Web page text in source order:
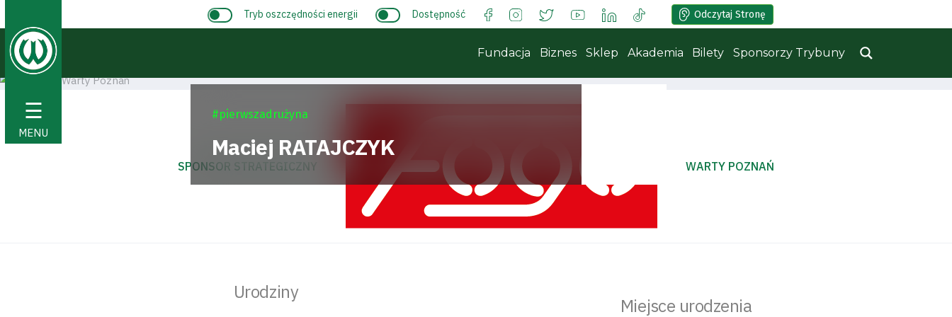
☰
MENU
Tryb oszczędności energii Dostępność Odczytaj Stronę
Fundacja Biznes Sklep Akademia Bilety Sponsorzy Trybuny
#pierwszadrużyna
Maciej RATAJCZYK
SPONSOR STRATEGICZNY WARTY POZNAŃ
Urodziny
Miejsce urodzenia